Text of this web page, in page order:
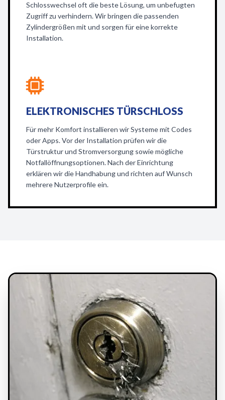
Schlosswechsel oft die beste Lösung, um unbefugten
Zugriff zu verhindern. Wir bringen die passenden
Zylindergrößen mit und sorgen für eine korrekte
Installation.
ELEKTRONISCHES TÜRSCHLOSS
Für mehr Komfort installieren wir Systeme mit Codes
oder Apps. Vor der Installation prüfen wir die
Türstruktur und Stromversorgung sowie mögliche
Notfallöffnungsoptionen. Nach der Einrichtung
erklären wir die Handhabung und richten auf Wunsch
mehrere Nutzerprofile ein.